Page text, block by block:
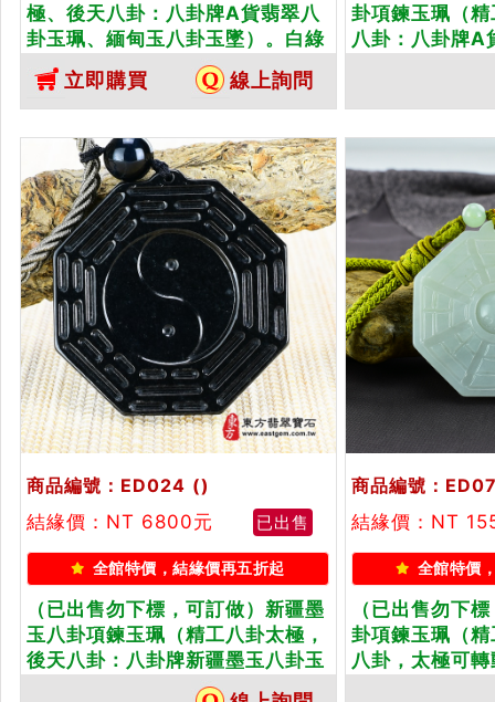
極、後天八卦：八卦牌A貨翡翠八
卦玉珮、緬甸玉八卦玉墜）。白綠
糯種八卦，ED059。客製化訂做各
種翡翠八卦吊墜玉珮項鍊。★附A
貨翡翠雙證書
立即購買 線上詢問
卦項鍊玉珮（
八卦：八卦牌A
八卦吊墜玉珮
雙證書
商品編號：ED024 ()
結緣價：NT 6800元
已出售
全館特價，結緣價再五折起
（已出售勿下標，可訂做）新疆墨
玉八卦項鍊玉珮（精工八卦太極，
後天八卦：八卦牌新疆墨玉八卦玉
珮、新疆墨玉八卦玉墜）。天然新
商品編號：
結緣價：NT
全館特價
（已出售勿下
卦項鍊玉珮（
八卦，太極可